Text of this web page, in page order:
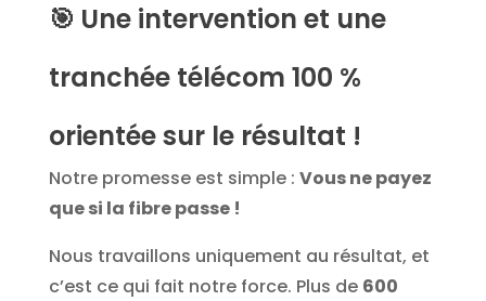
🎯 Une intervention et une
tranchée télécom 100 %
orientée sur le résultat !
Notre promesse est simple : Vous ne payez
que si la fibre passe !
Nous travaillons uniquement au résultat, et
c’est ce qui fait notre force. Plus de 600